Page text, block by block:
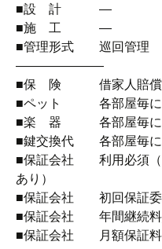
■設 計 ―
■施 工 ―
■管理形式 巡回管理
―――――――
■保 険 借家人賠償付
■ペット 各部屋毎に
■楽 器 各部屋毎に
■鍵交換代 各部屋毎に
■保証会社 利用必須（
あり）
■保証会社 初回保証委
■保証会社 年間継続料/
■保証会社 月額保証料